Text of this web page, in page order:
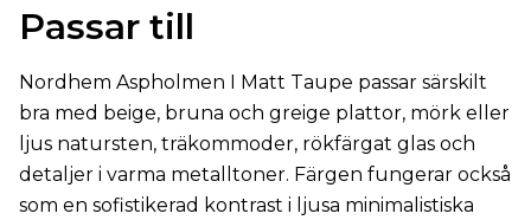
Passar till
Nordhem Aspholmen I Matt Taupe passar särskilt
bra med beige, bruna och greige plattor, mörk eller
ljus natursten, träkommoder, rökfärgat glas och
detaljer i varma metalltoner. Färgen fungerar också
som en sofistikerad kontrast i ljusa minimalistiska